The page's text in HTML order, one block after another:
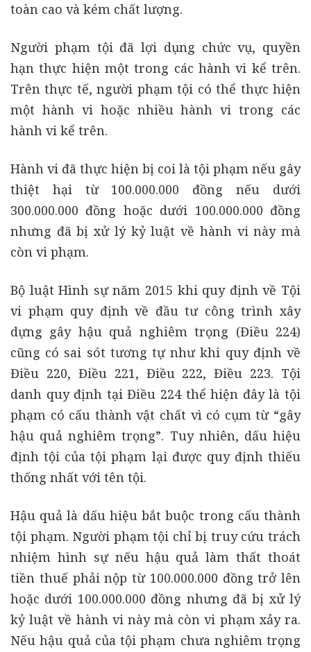
toàn cao và kém chất lượng.
Người phạm tội đã lợi dụng chức vụ, quyền
hạn thực hiện một trong các hành vi kể trên.
Trên thực tế, người phạm tội có thể thực hiện
một hành vi hoặc nhiều hành vi trong các
hành vi kể trên.
Hành vi đã thực hiện bị coi là tội phạm nếu gây
thiệt hại từ 100.000.000 đồng nếu dưới
300.000.000 đồng hoặc dưới 100.000.000 đồng
nhưng đã bị xử lý kỷ luật về hành vi này mà
còn vi phạm.
Bộ luật Hình sự năm 2015 khi quy định về Tội
vi phạm quy định về đầu tư công trình xây
dựng gây hậu quả nghiêm trọng (Điều 224)
cũng có sai sót tương tự như khi quy định về
Điều 220, Điều 221, Điều 222, Điều 223. Tội
danh quy định tại Điều 224 thể hiện đây là tội
phạm có cấu thành vật chất vì có cụm từ “gây
hậu quả nghiêm trọng”. Tuy nhiên, dấu hiệu
định tội của tội phạm lại được quy định thiếu
thống nhất với tên tội.
Hậu quả là dấu hiệu bắt buộc trong cấu thành
tội phạm. Người phạm tội chỉ bị truy cứu trách
nhiệm hình sự nếu hậu quả làm thất thoát
tiền thuế phải nộp từ 100.000.000 đồng trở lên
hoặc dưới 100.000.000 đồng nhưng đã bị xử lý
kỷ luật về hành vi này mà còn vi phạm xảy ra.
Nếu hậu quả của tội phạm chưa nghiêm trọng